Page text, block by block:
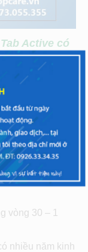
Active có
sửa chữa
nỗ lực hết sức
nguồn gốc rõ
Tab Active
giảm giá đặc
vòng 30 – 1
nhiều năm kinh